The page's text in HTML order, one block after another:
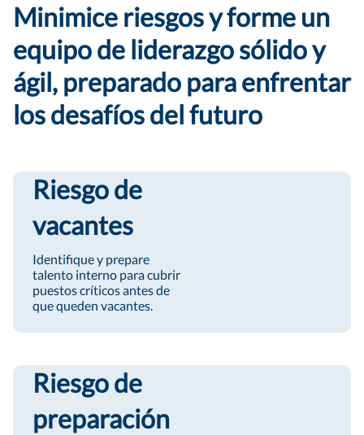
Minimice riesgos y forme un
equipo de liderazgo sólido y
ágil, preparado para enfrentar
los desafíos del futuro
Riesgo de
vacantes
Identifique y prepare
talento interno para cubrir
puestos críticos antes de
que queden vacantes.
Riesgo de
preparación